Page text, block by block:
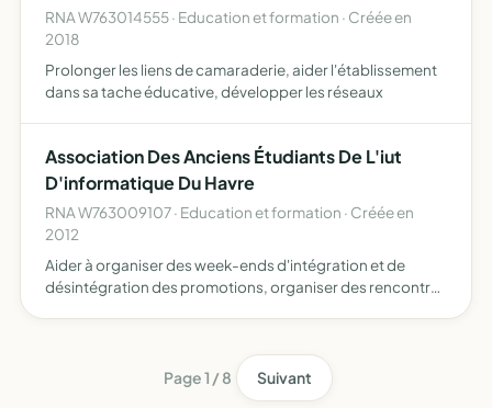
RNA W763014555 · Education et formation · Créée en
2018
Prolonger les liens de camaraderie, aider l'établissement
dans sa tache éducative, développer les réseaux
Association Des Anciens Étudiants De L'iut
D'informatique Du Havre
RNA W763009107 · Education et formation · Créée en
2012
Aider à organiser des week-ends d'intégration et de
désintégration des promotions, organiser des rencontres
Page 1 / 8 Suivant